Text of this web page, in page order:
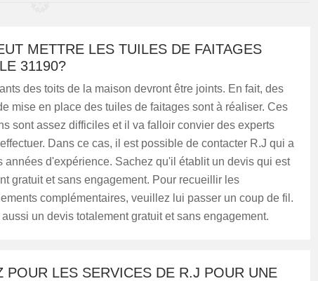
METTRE LES TUILES DE FAITAGES
31190?
des toits de la maison devront être joints. En fait, des
mise en place des tuiles de faitages sont à réaliser. Ces
sont assez difficiles et il va falloir convier des experts
Dans ce cas, il est possible de contacter R.J qui a
années d'expérience. Sachez qu'il établit un devis qui est
gratuit et sans engagement. Pour recueillir les
complémentaires, veuillez lui passer un coup de fil.
aussi un devis totalement gratuit et sans engagement.
POUR LES SERVICES DE R.J POUR UNE